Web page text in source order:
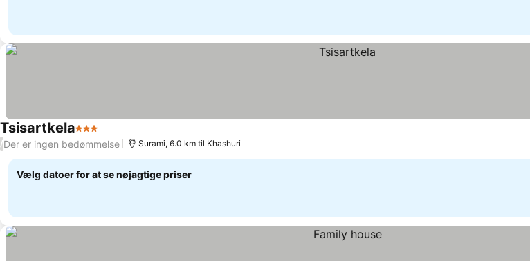
Tsisartkela3 StjernerSe priser
/Der er ingen bedømmelse Surami, 6.0 km til Khashuri
Vælg datoer for at se nøjagtige priser